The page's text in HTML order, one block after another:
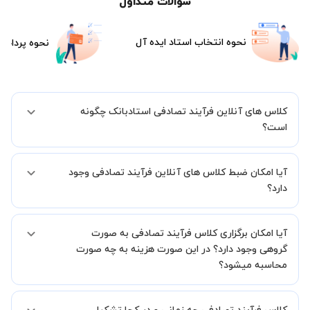
نحوه انتخاب استاد ایده آل نحوه
کلاس های آنلاین فرآیند تصادفی استادبانک چگونه
است؟
شما میدهیم که استاد شما پیش از جلسه تمامی موارد لازم برای برگزاری
یک کلاس آنلاین با کیفیت و مفید را به شما توضیح خواهند داد.
آیا امکان ضبط کلاس های آنلاین فرآیند تصادفی وجود
دارد؟
کنید.
آیا امکان برگزاری کلاس فرآیند تصادفی به صورت
گروهی وجود دارد؟ در این صورت هزینه به چه صورت
محاسبه میشود؟